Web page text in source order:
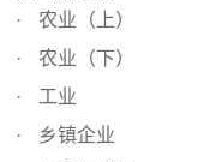
农业（上）
农业（下）
工业
乡镇企业